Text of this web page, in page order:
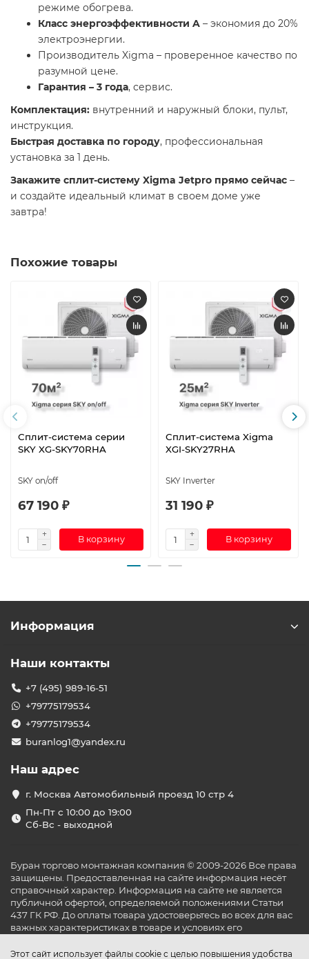
режиме обогрева.
Класс энергоэффективности A – экономия до 20%
электроэнергии.
Производитель Xigma – проверенное качество по
разумной цене.
Гарантия – 3 года, сервис.
Комплектация: внутренний и наружный блоки, пульт,
инструкция.
Быстрая доставка по городу, профессиональная
установка за 1 день.
Закажите сплит-систему Xigma Jetpro прямо сейчас –
и создайте идеальный климат в своем доме уже
завтра!
Похожие товары
Сплит-система серии
SKY XG-SKY70RHA
SKY on/off
67 190 ₽
В корзину
Сплит-система Xigma
XGI-SKY27RHA
SKY Inverter
31 190 ₽
В корзину
Этот сайт использует файлы cookie с целью повышения удобства
Информация
Наши контакты
+7 (495) 989-16-51
+79775179534
+79775179534
buranlog1@yandex.ru
Наш адрес
г. Москва Автомобильный проезд 10 стр 4
Пн-Пт с 10:00 до 19:00
Сб-Вс - выходной
Буран торгово монтажная компания © 2009-2026 Все права
защищены. Предоставленная на сайте информация несёт
справочный характер. Информация на сайте не является
публичной офертой, определяемой положениями Статьи
437 ГК РФ. До оплаты товара удостоверьтесь во всех для вас
важных характеристиках в товаре и условиях его